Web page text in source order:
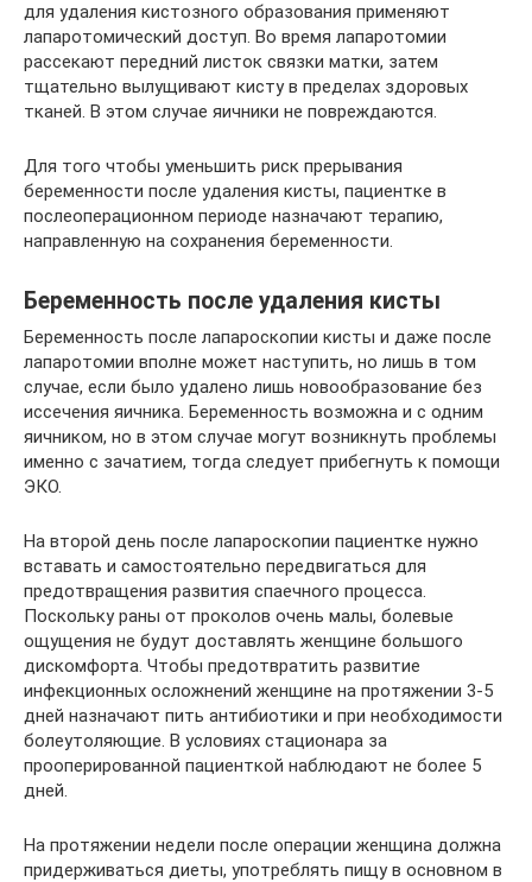
для удаления кистозного образования применяют
лапаротомический доступ. Во время лапаротомии
рассекают передний листок связки матки, затем
тщательно вылущивают кисту в пределах здоровых
тканей. В этом случае яичники не повреждаются.
Для того чтобы уменьшить риск прерывания
беременности после удаления кисты, пациентке в
послеоперационном периоде назначают терапию,
направленную на сохранения беременности.
Беременность после удаления кисты
Беременность после лапароскопии кисты и даже после
лапаротомии вполне может наступить, но лишь в том
случае, если было удалено лишь новообразование без
иссечения яичника. Беременность возможна и с одним
яичником, но в этом случае могут возникнуть проблемы
именно с зачатием, тогда следует прибегнуть к помощи
ЭКО.
На второй день после лапароскопии пациентке нужно
вставать и самостоятельно передвигаться для
предотвращения развития спаечного процесса.
Поскольку раны от проколов очень малы, болевые
ощущения не будут доставлять женщине большого
дискомфорта. Чтобы предотвратить развитие
инфекционных осложнений женщине на протяжении 3-5
дней назначают пить антибиотики и при необходимости
болеутоляющие. В условиях стационара за
прооперированной пациенткой наблюдают не более 5
дней.
На протяжении недели после операции женщина должна
придерживаться диеты, употреблять пищу в основном в